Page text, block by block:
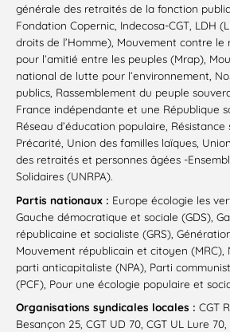
générale des retraités de la fonction
Fondation Copernic, Indecosa-CGT, LDH
droits de l’Homme), Mouvement contre le
pour l’amitié entre les peuples (Mrap),
national de lutte pour l’environnement,
publics, Rassemblement du peuple
France indépendante et une République
Réseau d’éducation populaire, Résistance
Précarité, Union des familles laïques,
des retraités et personnes âgées -
Solidaires (UNRPA).
Partis nationaux : Europe écologie les
Gauche démocratique et sociale (GDS),
républicaine et socialiste (GRS),
Mouvement républicain et citoyen (MRC),
parti anticapitaliste (NPA), Parti
(PCF), Pour une écologie populaire et
Organisations syndicales locales : CGT
Besançon 25, CGT UD 70, CGT UL Lure 70,